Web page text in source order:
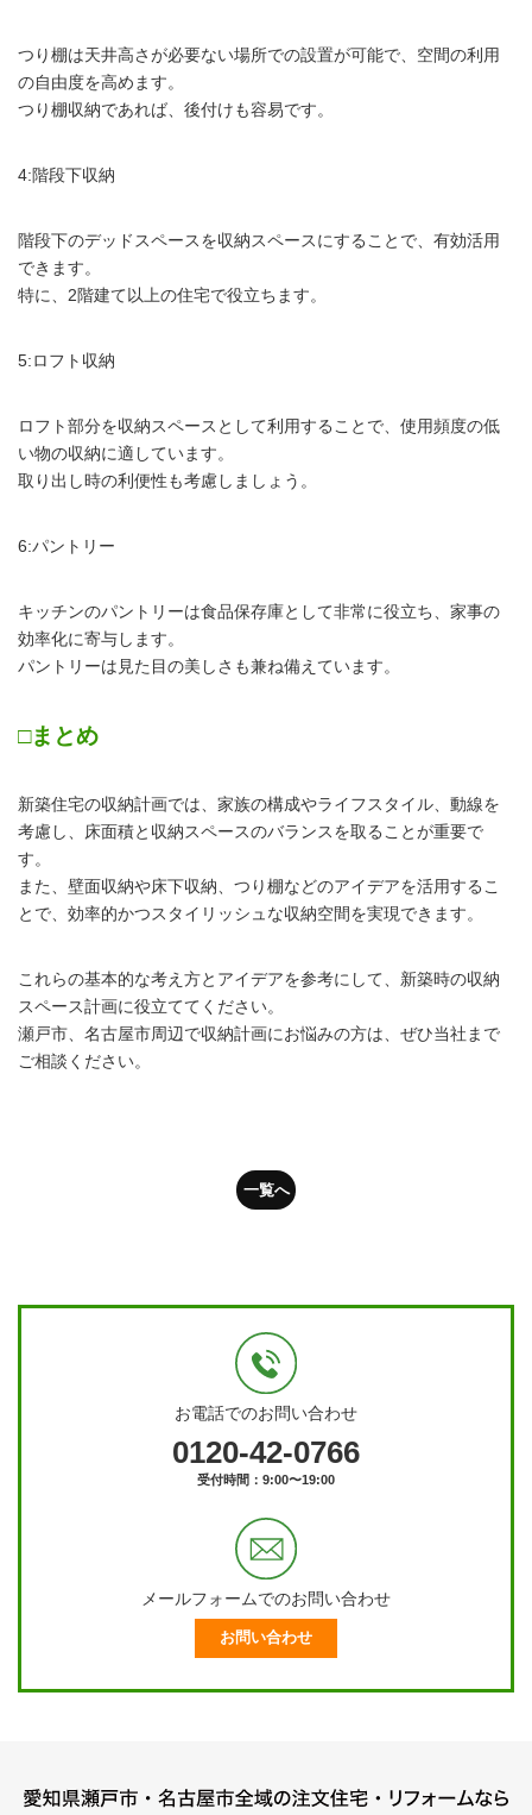
つり棚は天井高さが必要ない場所での設置が可能で、空間の利用
の自由度を高めます。
つり棚収納であれば、後付けも容易です。
4:階段下収納
階段下のデッドスペースを収納スペースにすることで、有効活用
できます。
特に、2階建て以上の住宅で役立ちます。
5:ロフト収納
ロフト部分を収納スペースとして利用することで、使用頻度の低
い物の収納に適しています。
取り出し時の利便性も考慮しましょう。
6:パントリー
キッチンのパントリーは食品保存庫として非常に役立ち、家事の
効率化に寄与します。
パントリーは見た目の美しさも兼ね備えています。
□まとめ
新築住宅の収納計画では、家族の構成やライフスタイル、動線を
考慮し、床面積と収納スペースのバランスを取ることが重要で
す。
また、壁面収納や床下収納、つり棚などのアイデアを活用するこ
とで、効率的かつスタイリッシュな収納空間を実現できます。
これらの基本的な考え方とアイデアを参考にして、新築時の収納
スペース計画に役立ててください。
瀬戸市、名古屋市周辺で収納計画にお悩みの方は、ぜひ当社まで
ご相談ください。
一覧へ
お電話でのお問い合わせ
0120-42-0766
受付時間：9:00〜19:00
メールフォームでのお問い合わせ
お問い合わせ